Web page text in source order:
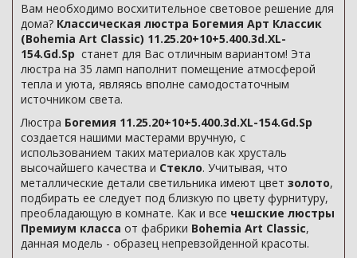
Вам необходимо восхитительное световое решение для
дома? Классическая люстра Богемия Арт Классик
(Bohemia Art Classic) 11.25.20+10+5.400.3d.XL-
154.Gd.Sp станет для Вас отличным вариантом! Эта
люстра на 35 ламп наполнит помещение атмосферой
тепла и уюта, являясь вполне самодостаточным
источником света.
Люстра Богемия 11.25.20+10+5.400.3d.XL-154.Gd.Sp
создается нашими мастерами вручную, с
использованием таких материалов как хрусталь
высочайшего качества и Стекло. Учитывая, что
металлические детали светильника имеют цвет золото,
подбирать ее следует под близкую по цвету фурнитуру,
преобладающую в комнате. Как и все чешские люстры
Премиум класса от фабрики Bohemia Art Classic,
данная модель - образец непревзойденной красоты.